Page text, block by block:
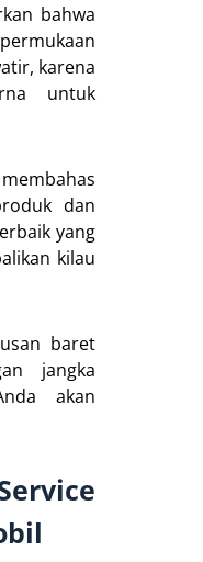
bahwa
karena
untuk
dan
yang
kilau
baret
jangka
akan